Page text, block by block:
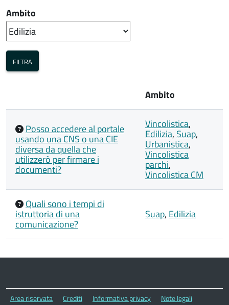
Ambito
Ambito
Posso accedere al portale
usando una CNS o una CIE
diversa da quella che
utilizzerò per firmare i
documenti?
Vincolistica,
Edilizia, Suap,
Urbanistica,
Vincolistica
parchi,
Vincolistica CM
Quali sono i tempi di
istruttoria di una
comunicazione?
Suap, Edilizia
Area riservata Crediti Informativa privacy
Note legali